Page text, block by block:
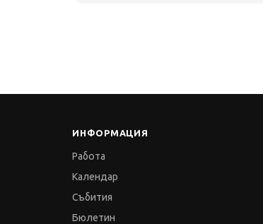
ИНФОРМАЦИЯ
Работа
Календар
Събития
Бюлетин